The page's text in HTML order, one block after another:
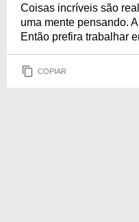
Coisas incríveis são
uma mente pensando.
Então prefira trabalhar
COPIAR